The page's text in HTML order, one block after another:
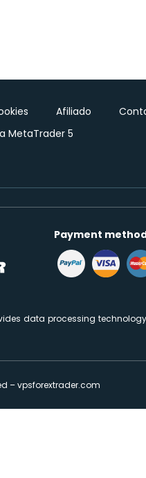
Afiliado
MetaTrader 5
Payment
data processing
– vpsforextrader.com